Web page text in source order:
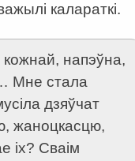
калараткі.
напэўна,
Мне стала
дзяўчат
жаноцкасцю,
іх? Сваім